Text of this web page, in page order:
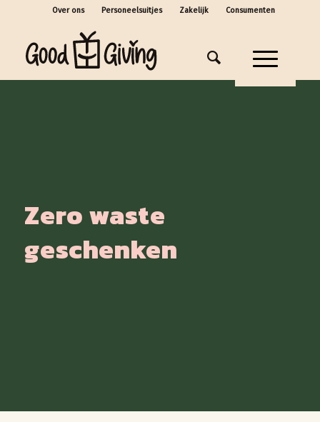
Over ons Personeelsuitjes Zakelijk Consumenten
Zero waste
geschenken